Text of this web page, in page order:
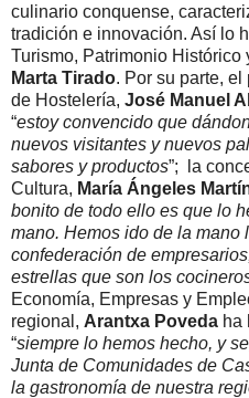
culinario conquense,
tradición e innovación. Así lo
Turismo, Patrimonio Histórico
Marta Tirado. Por su parte,
de Hostelería, José Manuel
“estoy convencido que
nuevos visitantes y nuevos
sabores y productos”; la
Cultura, María Ángeles
bonito de todo ello es que lo
mano. Hemos ido de la mano
confederación de
estrellas que son los
Economía, Empresas y
regional, Arantxa Poveda ha
“siempre lo hemos hecho, y
Junta de Comunidades de
la gastronomía de nuestra